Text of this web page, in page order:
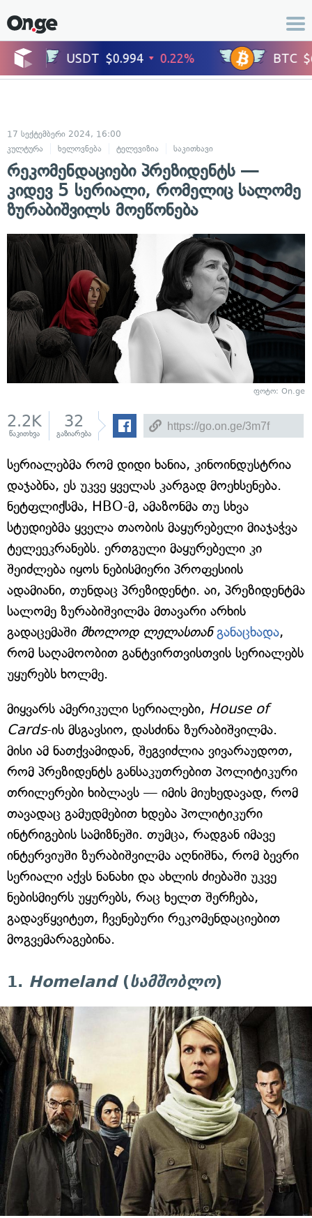
17 სექტემბერი 2024, 16:00
კულტურა
ხელოვნება ტელევიზია საკითხავი
რეკომენდაციები პრეზიდენტს —
კიდევ 5 სერიალი, რომელიც სალომე
ზურაბიშვილს მოეწონება
ფოტო: On.ge
2.2K
წაკითხვა
32
გაზიარება
სერიალებმა რომ დიდი ხანია, კინოინდუსტრია
დაჯაბნა, ეს უკვე ყველას კარგად მოეხსენება.
ნეტფლიქსმა, HBO-მ, ამაზონმა თუ სხვა
სტუდიებმა ყველა თაობის მაყურებელი მიაჯაჭვა
ტელეეკრანებს. ერთგული მაყურებელი კი
შეიძლება იყოს ნებისმიერი პროფესიის
ადამიანი, თუნდაც პრეზიდენტი. აი, პრეზიდენტმა
სალომე ზურაბიშვილმა მთავარი არხის
გადაცემაში მხოლოდ ლელასთან განაცხადა,
რომ საღამოობით განტვირთვისთვის სერიალებს
უყურებს ხოლმე.
მიყვარს ამერიკული სერიალები, House of
Cards-ის მსგავსიო, დასძინა ზურაბიშვილმა.
მისი ამ ნათქვამიდან, შეგვიძლია ვივარაუდოთ,
რომ პრეზიდენტს განსაკუთრებით პოლიტიკური
თრილერები ხიბლავს — იმის მიუხედავად, რომ
თავადაც გამუდმებით ხდება პოლიტიკური
ინტრიგების სამიზნეში. თუმცა, რადგან იმავე
ინტერვიუში ზურაბიშვილმა აღნიშნა, რომ ბევრი
სერიალი აქვს ნანახი და ახლის ძიებაში უკვე
ნებისმიერს უყურებს, რაც ხელთ შერჩება,
გადავწყვიტეთ, ჩვენებური რეკომენდაციებით
მოგვემარაგებინა.
1. Homeland (სამშობლო)